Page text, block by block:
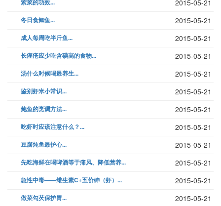
紫菜的功效... 2015-05-21
冬日食鲫鱼... 2015-05-21
成人每周吃半斤鱼... 2015-05-21
长痤疮应少吃含碘高的食物... 2015-05-21
汤什么时候喝最养生... 2015-05-21
鉴别虾米小常识... 2015-05-21
鲍鱼的烹调方法... 2015-05-21
吃虾时应该注意什么？... 2015-05-21
豆腐炖鱼最护心... 2015-05-21
先吃海鲜在喝啤酒等于痛风、降低营养... 2015-05-21
急性中毒——维生素C+五价砷（虾）... 2015-05-21
做菜勾芡保护胃... 2015-05-21